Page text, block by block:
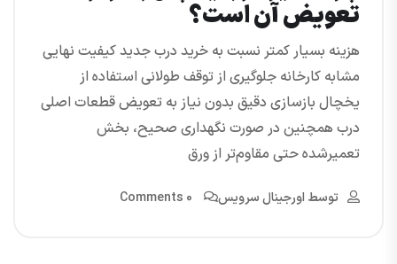
تعویض آن است؟
هزینه بسیار کمتر نسبت به خرید درب جدید کیفیت نهایی
مشابه کارخانه جلوگیری از توقف طولانی استفاده از
یخچال بازسازی دقیق بدون نیاز به تعویض قطعات اصلی
درب همچنین در صورت نگهداری صحیح، بخش
تعمیرشده حتی مقاوم‌تر از ورق
توسط اورجینال سرویس 0 Comments